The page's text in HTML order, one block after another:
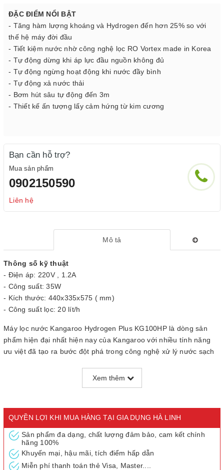
ĐẶC ĐIỂM NỔI BẬT
- Tăng hàm lượng khoáng và Hydrogen đến hơn 25% so với
thế hệ máy đời đầu
- Tiết kiệm nước nhờ công nghệ lọc RO Vortex made in Korea
- Tự động dừng khi áp lực đầu nguồn không đủ
- Tự động ngừng hoạt động khi nước đầy bình
- Tự động xả nước thải
- Bơm hút sâu tự động đến 3m
- Thiết kế ấn tượng lấy cảm hứng từ kim cương
Bạn cần hỗ trợ?
Mua sản phẩm
0902150590
Liên hệ
Mô tả
Thông số kỹ thuật
- Điện áp: 220V , 1.2A
- Công suất: 35W
- Kích thước: 440x335x575 ( mm)
- Công suất lọc: 20 lít/h
Máy lọc nước Kangaroo Hydrogen Plus KG100HP là dòng sản
phẩm hiện đại nhất hiện nay của Kangaroo với nhiều tính năng
ưu việt đã tạo ra bước đột phá trong công nghệ xử lý nước sạch
Xem thêm
QUYỀN LỢI KHI MUA HÀNG TẠI GIA DỤNG HÀ LINH
Sản phẩm đa dạng, chất lượng đảm bảo, cam kết chính
hãng 100%
Khuyến mại, hậu mãi, tích điểm hấp dẫn
Miễn phí thanh toán thẻ Visa, Master....